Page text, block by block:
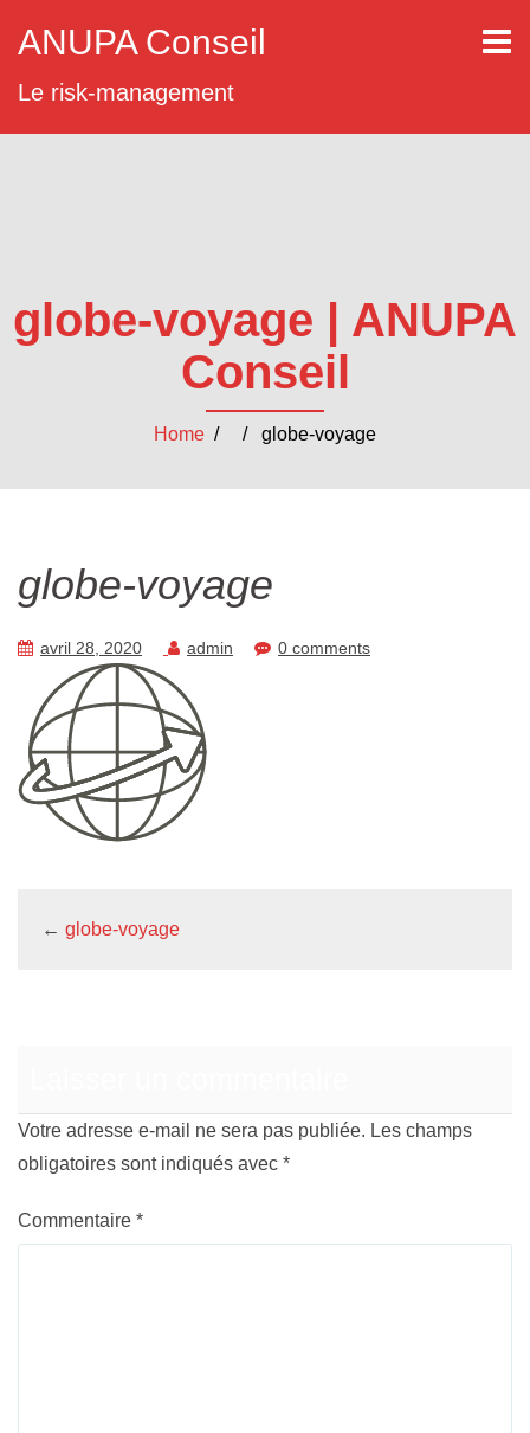
ANUPA Conseil
Le risk-management
globe-voyage | ANUPA
Conseil
Home / / globe-voyage
globe-voyage
avril 28, 2020 admin 0 comments
← globe-voyage
Votre adresse e-mail ne sera pas publiée. Les champs
obligatoires sont indiqués avec *
Commentaire *